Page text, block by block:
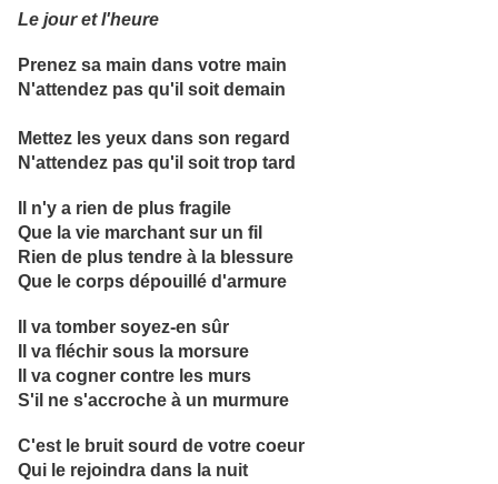
Le jour et l'heure
Prenez sa main dans votre main
N'attendez pas qu'il soit demain
Mettez les yeux dans son regard
N'attendez pas qu'il soit trop tard
Il n'y a rien de plus fragile
Que la vie marchant sur un fil
Rien de plus tendre à la blessure
Que le corps dépouillé d'armure
Il va tomber soyez-en sûr
Il va fléchir sous la morsure
Il va cogner contre les murs
S'il ne s'accroche à un murmure
C'est le bruit sourd de votre coeur
Qui le rejoindra dans la nuit